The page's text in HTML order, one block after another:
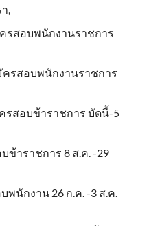
,
รสอบพนักงานราชการ
ครสอบพนักงานราชการ
รสอบข้าราชการ บัดนี้-5
ข้าราชการ 8 ส.ค. -29
นักงาน 26 ก.ค. -3 ส.ค.